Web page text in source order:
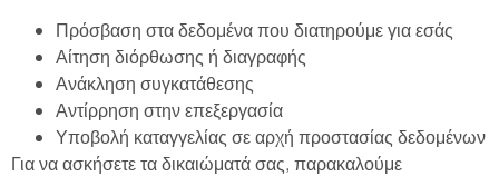
Πρόσβαση στα δεδομένα που διατηρούμε για εσάς
Αίτηση διόρθωσης ή διαγραφής
Ανάκληση συγκατάθεσης
Αντίρρηση στην επεξεργασία
Υποβολή καταγγελίας σε αρχή προστασίας δεδομένων
Για να ασκήσετε τα δικαιώματά σας, παρακαλούμε